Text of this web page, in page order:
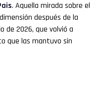
. Aquella mirada sobre el
después de la
de 2026, que volvió a
que las mantuvo sin